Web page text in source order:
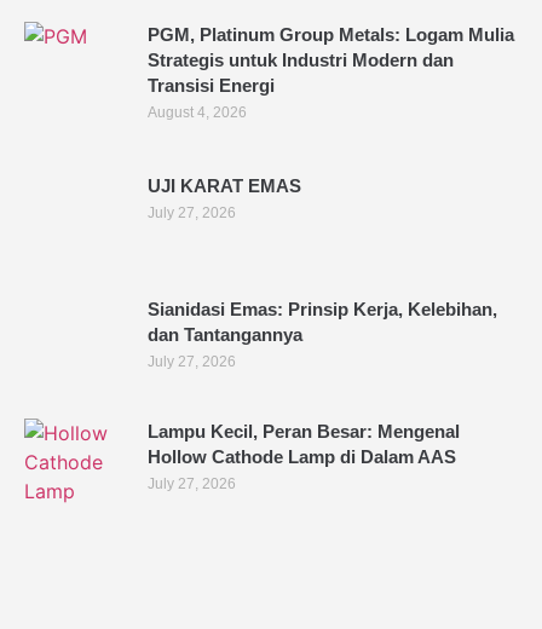
PGM, Platinum Group Metals: Logam Mulia
Strategis untuk Industri Modern dan
Transisi Energi
August 4, 2026
UJI KARAT EMAS
July 27, 2026
Sianidasi Emas: Prinsip Kerja, Kelebihan,
dan Tantangannya
July 27, 2026
Lampu Kecil, Peran Besar: Mengenal
Hollow Cathode Lamp di Dalam AAS
July 27, 2026